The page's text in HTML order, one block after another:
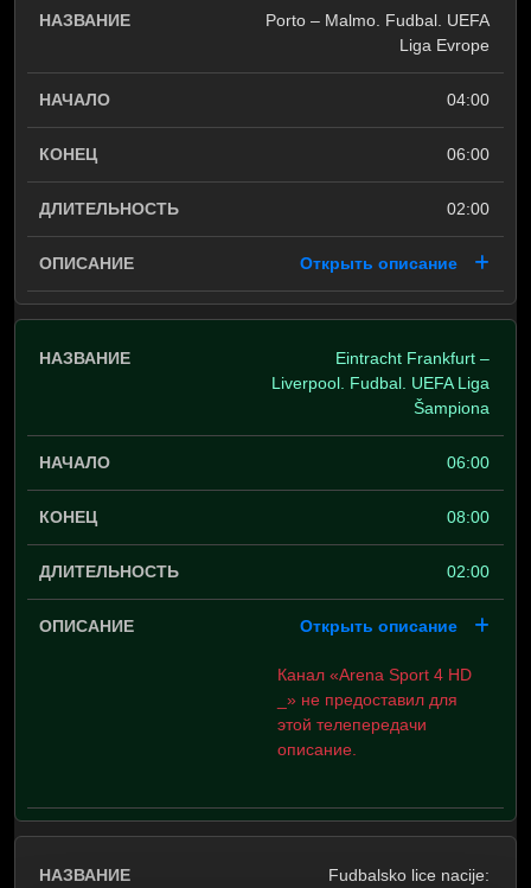
Porto – Malmo. Fudbal. UEFA
Liga Evrope
04:00
06:00
02:00
Открыть описание
Eintracht Frankfurt –
Liverpool. Fudbal. UEFA Liga
Šampiona
06:00
08:00
02:00
Открыть описание
Канал «Arena Sport 4 HD
_» не предоставил для
этой телепередачи
описание.
Fudbalsko lice nacije: